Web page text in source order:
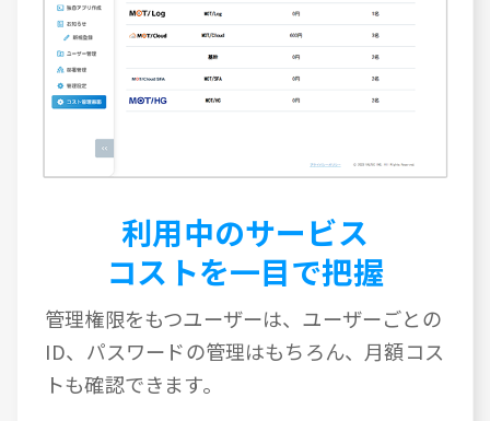
利用中のサービス
コストを一目で把握
管理権限をもつユーザーは、ユーザーごとの
ID、パスワードの管理はもちろん、月額コス
トも確認できます。